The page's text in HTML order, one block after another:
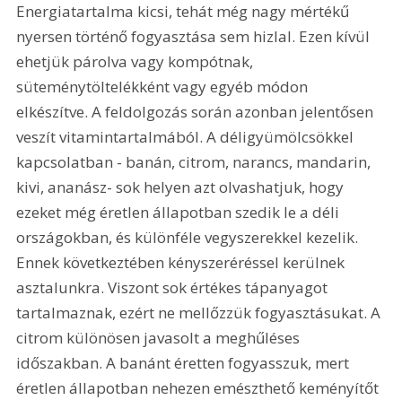
Energiatartalma kicsi, tehát még nagy mértékű
nyersen történő fogyasztása sem hizlal. Ezen kívül
ehetjük párolva vagy kompótnak,
süteménytöltelékként vagy egyéb módon
elkészítve. A feldolgozás során azonban jelentősen
veszít vitamintartalmából. A déligyümölcsökkel
kapcsolatban - banán, citrom, narancs, mandarin,
kivi, ananász- sok helyen azt olvashatjuk, hogy
ezeket még éretlen állapotban szedik le a déli
országokban, és különféle vegyszerekkel kezelik.
Ennek következtében kényszeréréssel kerülnek
asztalunkra. Viszont sok értékes tápanyagot
tartalmaznak, ezért ne mellőzzük fogyasztásukat. A
citrom különösen javasolt a meghűléses
időszakban. A banánt éretten fogyasszuk, mert
éretlen állapotban nehezen emészthető keményítőt